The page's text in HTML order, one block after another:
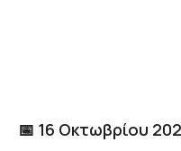
📅 16 Οκτωβρίου